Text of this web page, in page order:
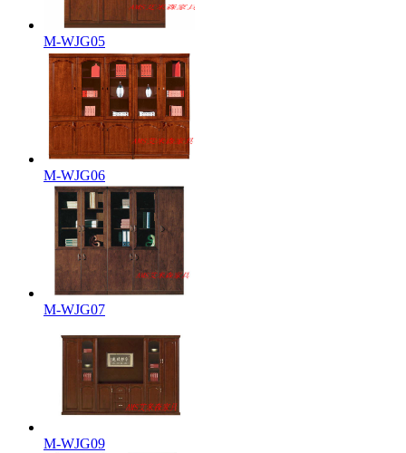
M-WJG05
M-WJG06
M-WJG07
M-WJG09